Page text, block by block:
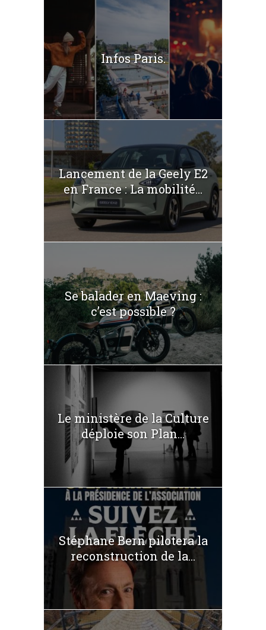
Infos Paris.
Lancement de la Geely E2
en France : La mobilité...
Se balader en Maeving :
c’est possible ?
Le ministère de la Culture
déploie son Plan...
Stéphane Bern pilotera la
reconstruction de la...